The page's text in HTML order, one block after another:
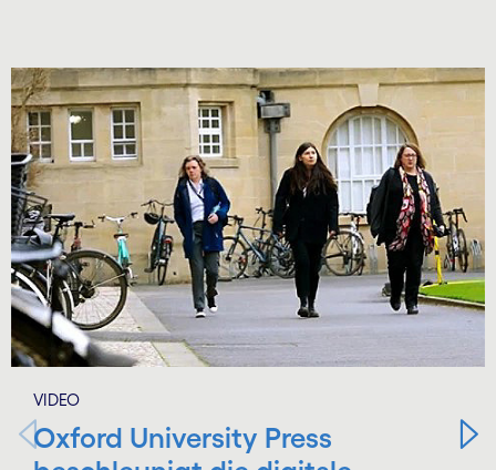
VIDEO
Oxford University Press